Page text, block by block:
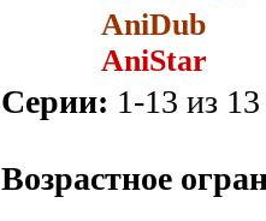
AniDub
AniStar
Серии: 1-13 из
Возрастное